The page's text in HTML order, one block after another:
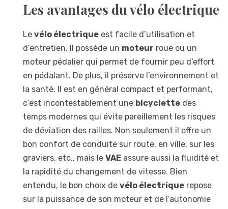
Les avantages du vélo électrique
Le vélo électrique est facile d’utilisation et
d’entretien. Il possède un moteur roue ou un
moteur pédalier qui permet de fournir peu d’effort
en pédalant. De plus, il préserve l’environnement et
la santé. Il est en général compact et performant,
c’est incontestablement une bicyclette des
temps modernes qui évite pareillement les risques
de déviation des railles. Non seulement il offre un
bon confort de conduite sur route, en ville, sur les
graviers, etc., mais le VAE assure aussi la fluidité et
la rapidité du changement de vitesse. Bien
entendu, le bon choix de vélo électrique repose
sur la puissance de son moteur et de l’autonomie